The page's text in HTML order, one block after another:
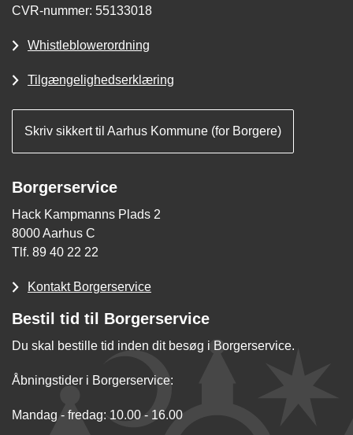
CVR-nummer: 55133018
Whistleblowerordning
Tilgængelighedserklæring
Skriv sikkert til Aarhus Kommune (for Borgere)
Borgerservice
Hack Kampmanns Plads 2
8000 Aarhus C
Tlf. 89 40 22 22
Kontakt Borgerservice
Bestil tid til Borgerservice
Du skal bestille tid inden dit besøg i Borgerservice.
Åbningstider i Borgerservice:
Mandag - fredag: 10.00 - 16.00